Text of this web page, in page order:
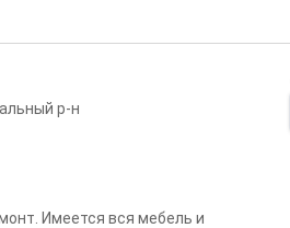
р-н
Имеется вся мебель и